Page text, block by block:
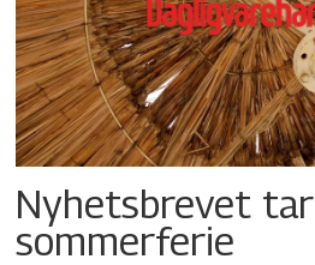
Nyhetsbrevet tar
sommerferie